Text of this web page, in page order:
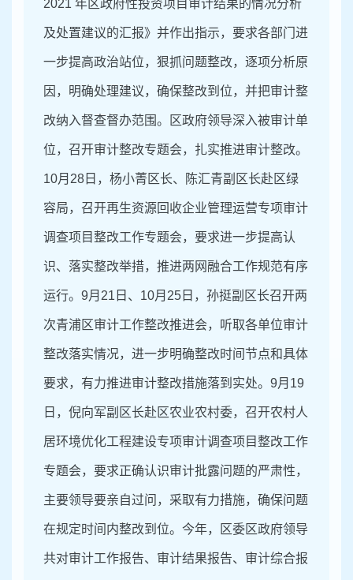
2021 年区政府性投资项目审计结果的情况分析
及处置建议的汇报》并作出指示，要求各部门进
一步提高政治站位，狠抓问题整改，逐项分析原
因，明确处理建议，确保整改到位，并把审计整
改纳入督查督办范围。区政府领导深入被审计单
位，召开审计整改专题会，扎实推进审计整改。
10月28日，杨小菁区长、陈汇青副区长赴区绿
容局，召开再生资源回收企业管理运营专项审计
调查项目整改工作专题会，要求进一步提高认
识、落实整改举措，推进两网融合工作规范有序
运行。9月21日、10月25日，孙挺副区长召开两
次青浦区审计工作整改推进会，听取各单位审计
整改落实情况，进一步明确整改时间节点和具体
要求，有力推进审计整改措施落到实处。9月19
日，倪向军副区长赴区农业农村委，召开农村人
居环境优化工程建设专项审计调查项目整改工作
专题会，要求正确认识审计批露问题的严肃性，
主要领导要亲自过问，采取有力措施，确保问题
在规定时间内整改到位。今年，区委区政府领导
共对审计工作报告、审计结果报告、审计综合报